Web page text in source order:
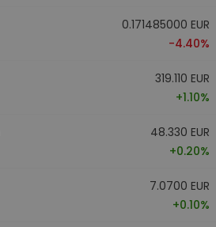
0.171485000 EUR
-4.40%
319.110 EUR
+1.10%
48.330 EUR
+0.20%
7.0700 EUR
+0.10%